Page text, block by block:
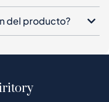
del producto?